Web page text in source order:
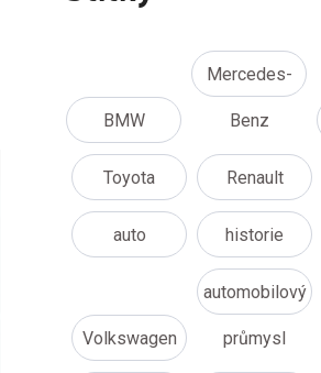
BMW
Mercedes-
Benz
Toyota Renault
auto historie
Volkswagen
automobilový
průmysl